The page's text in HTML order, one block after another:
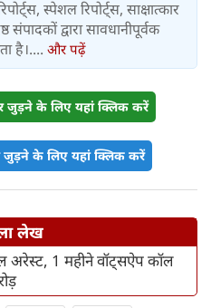
स्पेशल रिपोर्ट्स, साक्षात्कार
द्वारा सावधानीपूर्वक
है।.... और पढ़ें
जुड़ने के लिए यहां क्लिक करें
जुड़ने के लिए यहां क्लिक करें
लेख
अरेस्ट, 1 महीने वॉट्सऐप कॉल